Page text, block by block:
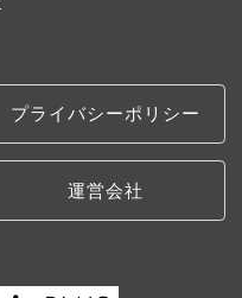
プライバシーポリシー
運営会社